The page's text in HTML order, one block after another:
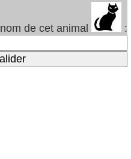
nom de cet animal :